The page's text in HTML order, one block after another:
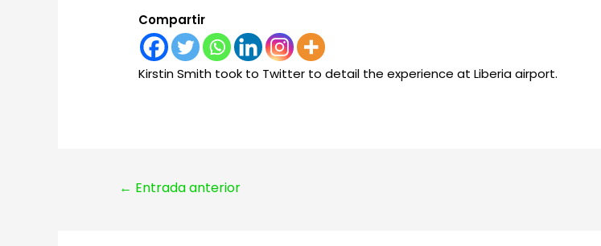
Compartir
Kirstin Smith took to Twitter to detail the experience at Liberia airport.
Navegación
← Entrada anterior